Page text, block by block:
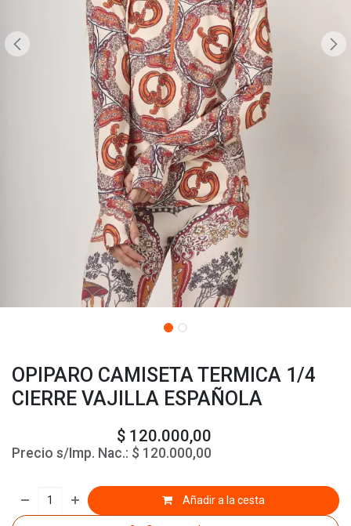
OPIPARO CAMISETA TERMICA 1/4
CIERRE VAJILLA ESPAÑOLA
$ 120.000,00
Precio s/Imp. Nac.: $ 120.000,00
Añadir a la cesta